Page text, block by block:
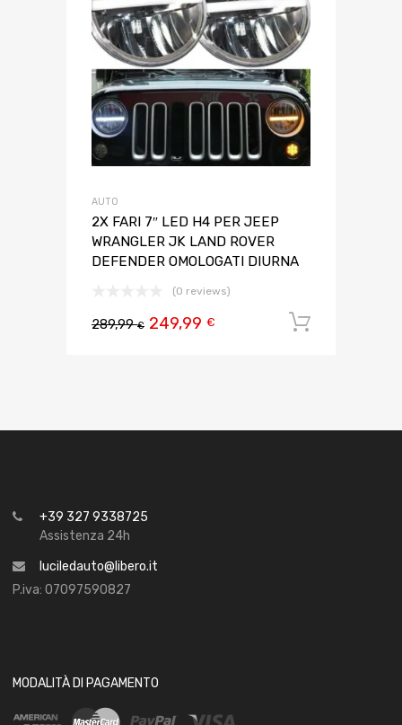
AUTO
2X FARI 7″ LED H4 PER JEEP
WRANGLER JK LAND ROVER
DEFENDER OMOLOGATI DIURNA
(0 reviews)
289,99€ 249,99 €
+39 327 9338725
Assistenza 24h
luciledauto@libero.it
P.iva: 07097590827
MODALITÀ DI PAGAMENTO